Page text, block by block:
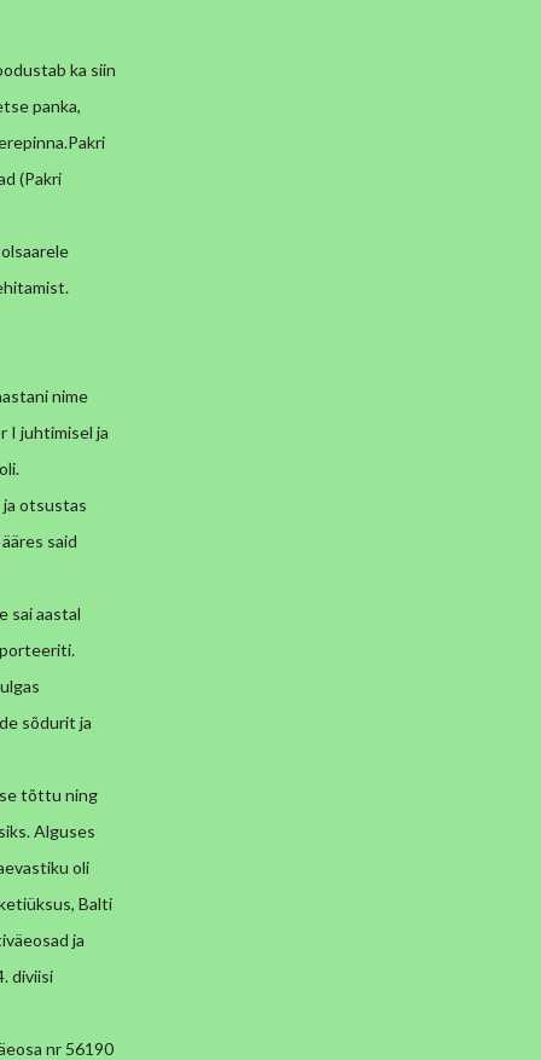
ka siin
panka,
(Pakri
nime
I juhtimisel ja
ja otsustas
said
sai aastal
sõdurit ja
tõttu ning
Alguses
oli
Balti
ja
diviisi
nr 56190